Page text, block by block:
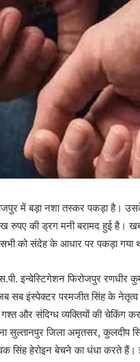
में बड़ा नशा तस्कर पकड़ा है।
रुपए की ड्रग मनी बरामद हुई है।
सभी को संदेह के आधार पर पकड़ा गया
इन्वेस्टिगेशन फिरोजपुर रणधीर
सब इंस्पेक्टर परमजीत सिंह के नेतृत्व
और संदिग्ध व्यक्तियों की चेकिंग कर
सुल्तानपुर जिला अमृतसर, कुलदीप
सिंह हेरोइन बेचने का धंधा करते